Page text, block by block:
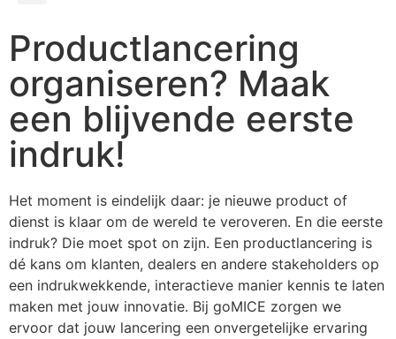
Productlancering
organiseren? Maak
een blijvende eerste
indruk!
Het moment is eindelijk daar: je nieuwe product of
dienst is klaar om de wereld te veroveren. En die eerste
indruk? Die moet spot on zijn. Een productlancering is
dé kans om klanten, dealers en andere stakeholders op
een indrukwekkende, interactieve manier kennis te laten
maken met jouw innovatie. Bij goMICE zorgen we
ervoor dat jouw lancering een onvergetelijke ervaring